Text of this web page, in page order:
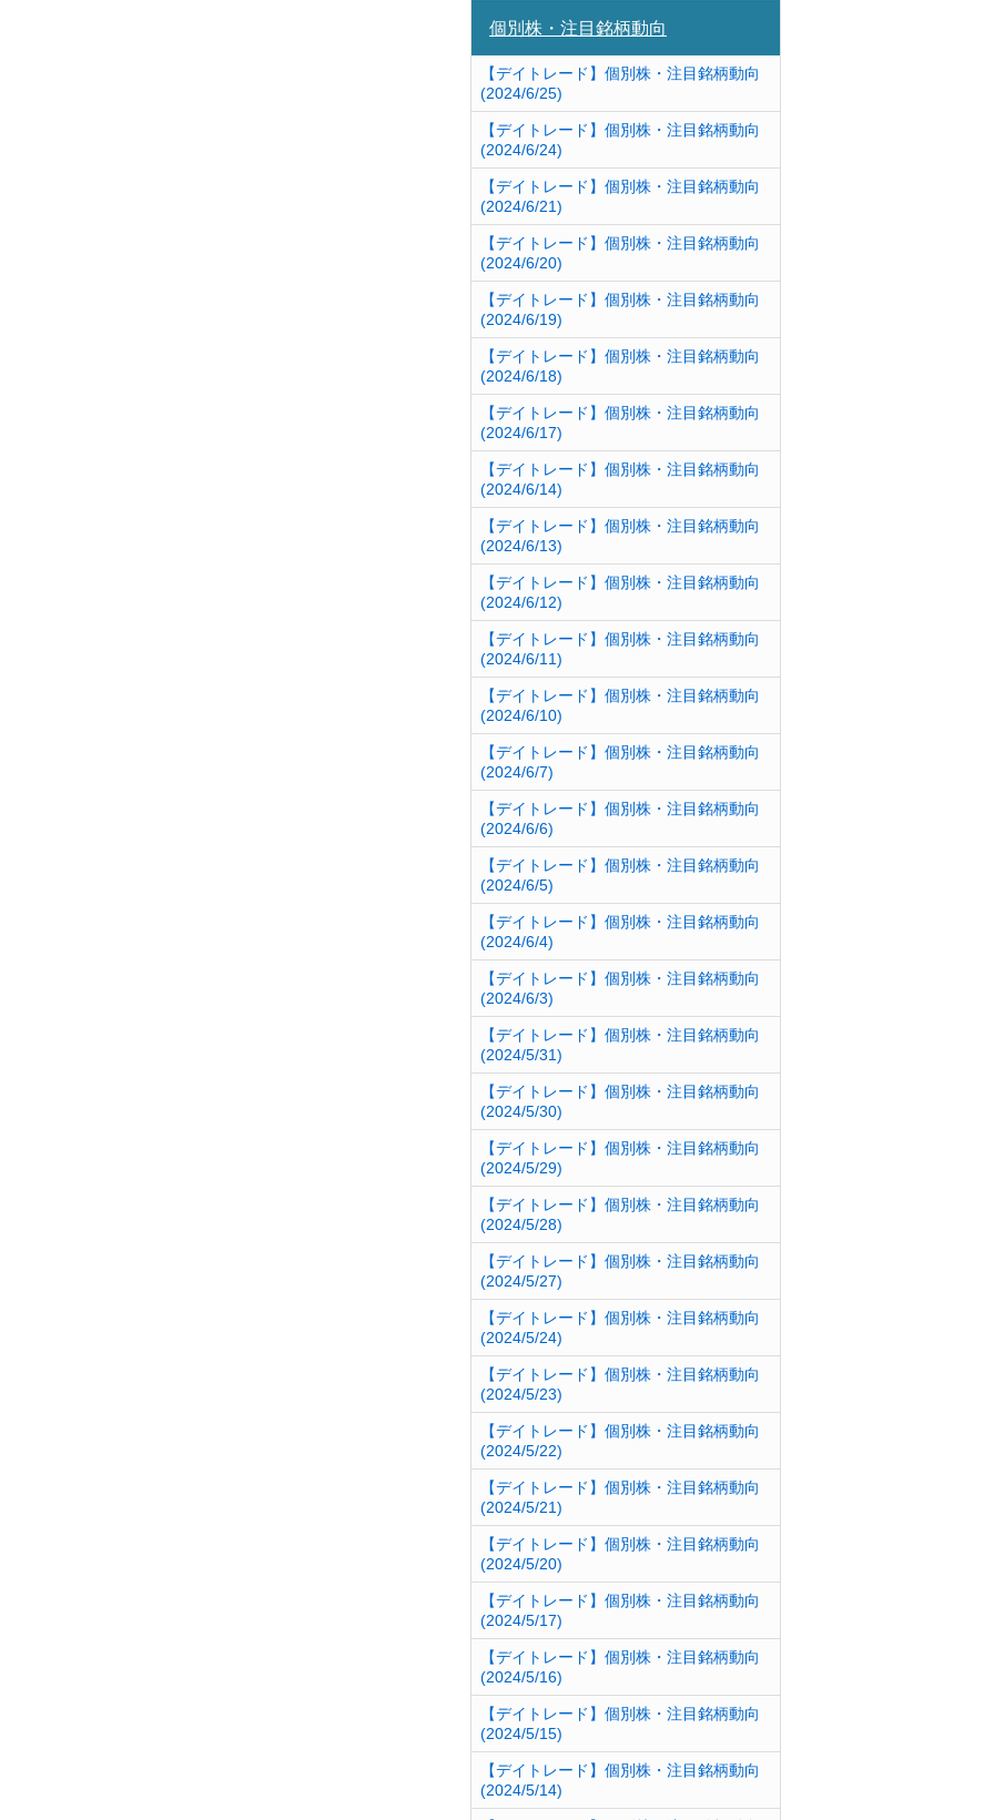
個別株・注目銘柄動向
【デイトレード】個別株・注目銘柄動向
(2024/6/25)
【デイトレード】個別株・注目銘柄動向
(2024/6/24)
【デイトレード】個別株・注目銘柄動向
(2024/6/21)
【デイトレード】個別株・注目銘柄動向
(2024/6/20)
【デイトレード】個別株・注目銘柄動向
(2024/6/19)
【デイトレード】個別株・注目銘柄動向
(2024/6/18)
【デイトレード】個別株・注目銘柄動向
(2024/6/17)
【デイトレード】個別株・注目銘柄動向
(2024/6/14)
【デイトレード】個別株・注目銘柄動向
(2024/6/13)
【デイトレード】個別株・注目銘柄動向
(2024/6/12)
【デイトレード】個別株・注目銘柄動向
(2024/6/11)
【デイトレード】個別株・注目銘柄動向
(2024/6/10)
【デイトレード】個別株・注目銘柄動向
(2024/6/7)
【デイトレード】個別株・注目銘柄動向
(2024/6/6)
【デイトレード】個別株・注目銘柄動向
(2024/6/5)
【デイトレード】個別株・注目銘柄動向
(2024/6/4)
【デイトレード】個別株・注目銘柄動向
(2024/6/3)
【デイトレード】個別株・注目銘柄動向
(2024/5/31)
【デイトレード】個別株・注目銘柄動向
(2024/5/30)
【デイトレード】個別株・注目銘柄動向
(2024/5/29)
【デイトレード】個別株・注目銘柄動向
(2024/5/28)
【デイトレード】個別株・注目銘柄動向
(2024/5/27)
【デイトレード】個別株・注目銘柄動向
(2024/5/24)
【デイトレード】個別株・注目銘柄動向
(2024/5/23)
【デイトレード】個別株・注目銘柄動向
(2024/5/22)
【デイトレード】個別株・注目銘柄動向
(2024/5/21)
【デイトレード】個別株・注目銘柄動向
(2024/5/20)
【デイトレード】個別株・注目銘柄動向
(2024/5/17)
【デイトレード】個別株・注目銘柄動向
(2024/5/16)
【デイトレード】個別株・注目銘柄動向
(2024/5/15)
【デイトレード】個別株・注目銘柄動向
(2024/5/14)